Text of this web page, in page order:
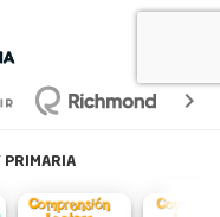
PRIMARIA